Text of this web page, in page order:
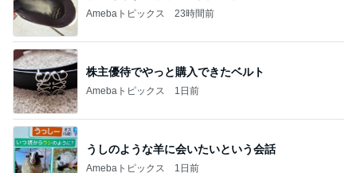
Amebaトピックス 23時間前
株主優待でやっと購入できたベルト
Amebaトピックス 1日前
うしのような羊に会いたいという会話
Amebaトピックス 1日前